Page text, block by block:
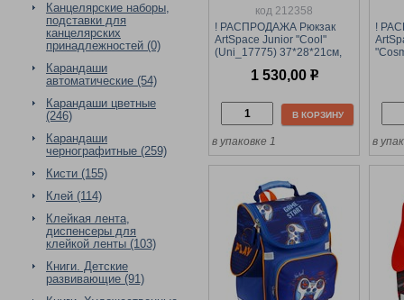
Канцелярские наборы,
подставки для
канцелярских
принадлежностей (0)
Карандаши
автоматические (54)
Карандаши цветные
(246)
Карандаши
чернографитные (259)
Кисти (155)
Клей (114)
Клейкая лента,
диспенсеры для
клейкой ленты (103)
Книги. Детские
развивающие (91)
код 212358
! РАСПРОДАЖА Рюкзак
ArtSpace Junior "Cool"
(Uni_17775) 37*28*21см,
анатомическая спинка
1 530,00 р
В КОРЗИНУ
в упаковке 1
!
в